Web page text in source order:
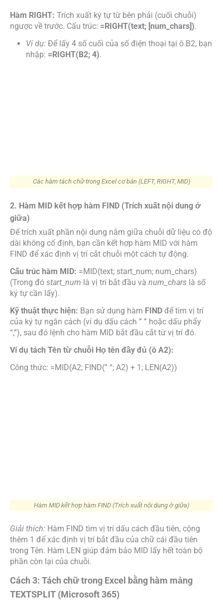
Hàm RIGHT: Trích xuất ký tự từ bên phải (cuối chuỗi)
ngược về trước. Cấu trúc: =RIGHT(text; [num_chars]).
Ví dụ: Để lấy 4 số cuối của số điện thoại tại ô B2, bạn
nhập: =RIGHT(B2; 4).
Các hàm tách chữ trong Excel cơ bản (LEFT, RIGHT, MID)
2. Hàm MID kết hợp hàm FIND (Trích xuất nội dung ở
giữa)
Để trích xuất phần nội dung nằm giữa chuỗi dữ liệu có độ
dài không cố định, bạn cần kết hợp hàm MID với hàm
FIND để xác định vị trí cắt chuỗi một cách tự động.
Cấu trúc hàm MID: =MID(text; start_num; num_chars)
(Trong đó start_num là vị trí bắt đầu và num_chars là số
ký tự cần lấy).
Kỹ thuật thực hiện: Bạn sử dụng hàm FIND để tìm vị trí
của ký tự ngăn cách (ví dụ dấu cách ” ” hoặc dấu phẩy
“,”), sau đó lệnh cho hàm MID bắt đầu cắt từ vị trí đó.
Ví dụ tách Tên từ chuỗi Họ tên đầy đủ (ô A2):
Công thức: =MID(A2; FIND(” “; A2) + 1; LEN(A2))
Hàm MID kết hợp hàm FIND (Trích xuất nội dung ở giữa)
Giải thích: Hàm FIND tìm vị trí dấu cách đầu tiên, cộng
thêm 1 để xác định vị trí bắt đầu của chữ cái đầu tiên
trong Tên. Hàm LEN giúp đảm bảo MID lấy hết toàn bộ
phần còn lại của chuỗi.
Cách 3: Tách chữ trong Excel bằng hàm mảng
TEXTSPLIT (Microsoft 365)